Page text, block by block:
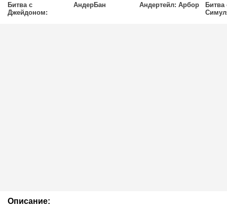
Описание:
Битва с
Джейдоном:
АндерБан Андертейл: Арбор
Битва